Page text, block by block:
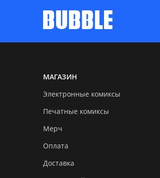
МАГАЗИН
Электронные комиксы
Печатные комиксы
Мерч
Оплата
Доставка